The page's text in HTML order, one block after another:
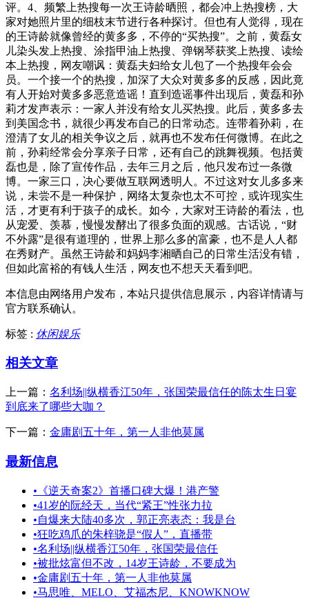
评。4、频繁上热搜每一次王诗龄晒照，都会冲上热搜榜，大
家对她照片里的细枝末节进行各种探讨。但也有人觉得，现在
的王诗龄就像曾经的黄多多，不停的“买热搜”。之前，黄磊女
儿染头发上热搜、涂指甲油上热搜、弹钢琴获奖上热搜、读绘
本上热搜，网友嘲讽：黄磊夫妇给女儿包了一个热搜年会会
员。一个接一个的热搜，加深了大众对黄多多的反感，因此竟
有人开始对黄多多恶意造谣！直到造谣事件出现后，黄磊和孙
莉才发声表示：一家人并没有给女儿买热搜。此后，黄多多去
到美国念书，就很少再发布自己的日常动态。连带着孙莉，在
澄清了女儿的相关争议之后，就再也不发布任何微博。在此之
前，孙莉经常会分享亲子日常，还有自己的跳舞视频。包括黄
磊也是，除了宣传作品，去年三月之后，他只发布过一条微
博。一家三口，决心要做互联网透明人。不过这对女儿多多来
说，未尝不是一种保护，网络太复杂也太不可控，或许现实生
活，才更有利于孩子的成长。如今，大家对王诗龄的看法，也
从宠爱、羡慕，慢慢发酵出了很多负面的观感。古话说，“财
不外露”是很有道理的，世界上那么多的富豪，也不是人人都
在秀财产。虽然王诗龄和妈妈李湘晒自己的日常生活没有错，
但如此富裕的有钱人生活，网友也不想天天看到吧。
本信息由网络用户发布， 本站只提供信息展示，内容详情请与
官方联系确认。
标签 : 休闲娱乐
相关文章
上一篇： 名利场||纵横香江50年，张国荣最信任的陈太生日宴
到底来了哪些大咖？
下一篇： 金庸剧五十年，第一人非他莫属
最新信息
• 《逆天奇案2》首播口碑大爆！港产警
•41岁的阮经天，当代“紧王”性张力拉
•自爆来大陆40多次，郭正亮表态：我是台
•狂吃鸡爪的朱梓骁是“假人”，直播带
•名利场||纵横香江50年，张国荣最信任
•被批炫富但不改，14岁王诗龄，不要成为
•金庸剧五十年，第一人非他莫属
•马思唯、MELO、艾福杰尼、KNOWKNOW